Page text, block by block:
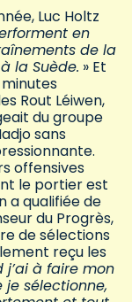
Luc Holtz
en
de la
la Suède. » Et
Rout Léiwen,
du groupe
sans
offensives
le portier est
a qualifiée de
du Progrès,
de sélections
reçu les
j’ai à faire mon
je sélectionne,